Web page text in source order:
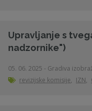
Upravljanje s
nadzornike")
05. 06. 2025 - Gradiva
revizijske komisije, IZN,